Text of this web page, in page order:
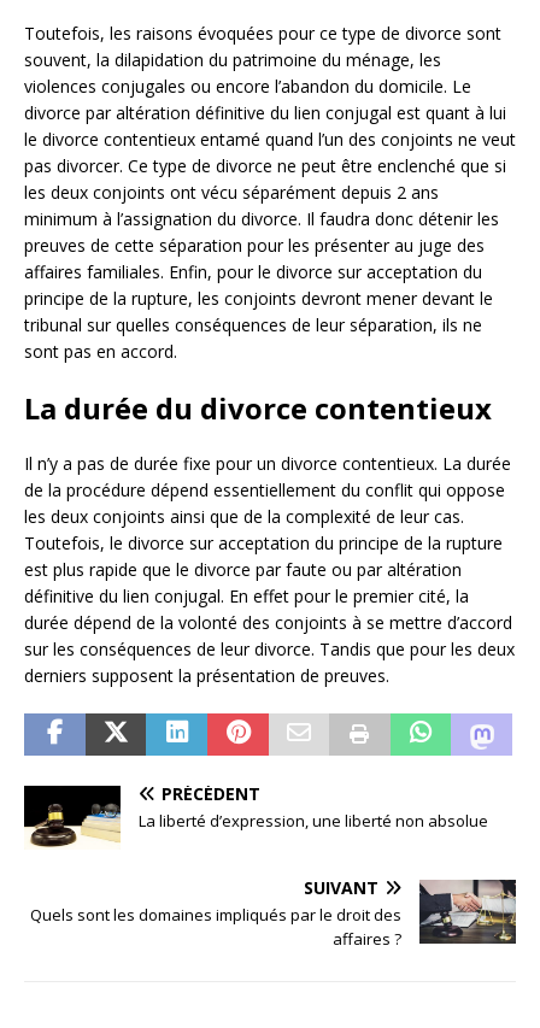
Toutefois, les raisons évoquées pour ce type de divorce sont
souvent, la dilapidation du patrimoine du ménage, les
violences conjugales ou encore l’abandon du domicile. Le
divorce par altération définitive du lien conjugal est quant à lui
le divorce contentieux entamé quand l’un des conjoints ne veut
pas divorcer. Ce type de divorce ne peut être enclenché que si
les deux conjoints ont vécu séparément depuis 2 ans
minimum à l’assignation du divorce. Il faudra donc détenir les
preuves de cette séparation pour les présenter au juge des
affaires familiales. Enfin, pour le divorce sur acceptation du
principe de la rupture, les conjoints devront mener devant le
tribunal sur quelles conséquences de leur séparation, ils ne
sont pas en accord.
La durée du divorce contentieux
Il n’y a pas de durée fixe pour un divorce contentieux. La durée
de la procédure dépend essentiellement du conflit qui oppose
les deux conjoints ainsi que de la complexité de leur cas.
Toutefois, le divorce sur acceptation du principe de la rupture
est plus rapide que le divorce par faute ou par altération
définitive du lien conjugal. En effet pour le premier cité, la
durée dépend de la volonté des conjoints à se mettre d’accord
sur les conséquences de leur divorce. Tandis que pour les deux
derniers supposent la présentation de preuves.
PRÉCÉDENT
La liberté d’expression, une liberté non absolue
SUIVANT
Quels sont les domaines impliqués par le droit des
affaires ?